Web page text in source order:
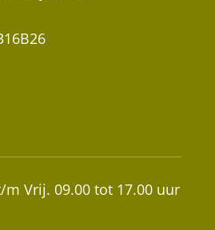
Vrij. 09.00 tot 17.00 uur